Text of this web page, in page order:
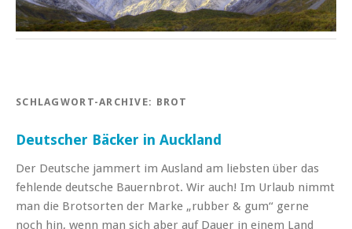
SCHLAGWORT-ARCHIVE: BROT
Deutscher Bäcker in Auckland
Der Deutsche jammert im Ausland am liebsten über das
fehlende deutsche Bauernbrot. Wir auch! Im Urlaub nimmt
man die Brotsorten der Marke „rubber & gum“ gerne
noch hin, wenn man sich aber auf Dauer in einem Land